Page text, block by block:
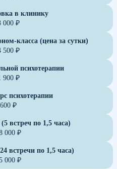
в клинику
000 ₽
класса (цена за сутки)
500 ₽
психотерапии
900 ₽
психотерапии
₽
встреч по 1,5 часа)
000 ₽
встречи по 1,5 часа)
000 ₽